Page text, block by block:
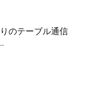
のテーブル通信